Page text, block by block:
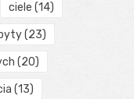
ciele (14)
(23)
(20)
(13)